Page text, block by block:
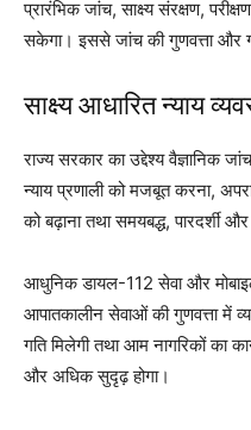
प्रारंभिक जांच, साक्ष्य संरक्षण,
सकेगा। इससे जांच की गुणवत्ता और
साक्ष्य आधारित न्याय
राज्य सरकार का उद्देश्य वैज्ञानिक
न्याय प्रणाली को मजबूत करना,
को बढ़ाना तथा समयबद्ध, पारदर्शी
आधुनिक डायल-112 सेवा और
आपातकालीन सेवाओं की गुणवत्ता में
गति मिलेगी तथा आम नागरिकों का
और अधिक सुदृढ़ होगा।